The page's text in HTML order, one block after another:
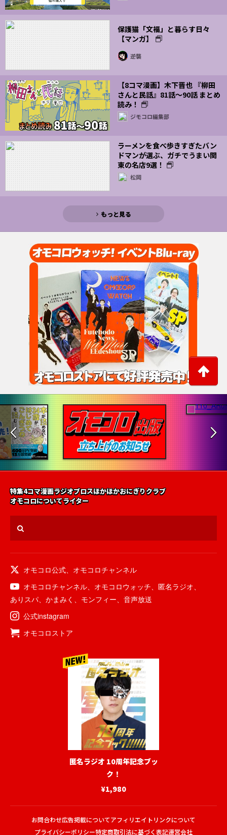
保護猫「文福」と暮らす日々
【マンガ】
逆襲
【8コマ漫画】木下晋也 『柳田
さんと民話』81話～90話 まとめ
読み！
ジモコロ編集部
ラーメンを食べ歩きすぎたバン
ドマンが選ぶ、ガチでうまい関
東の名店9選！
松岡
もっと見る
特集4コマ漫画ラジオブロスほかほかおにぎりクラブ
オモコロについてライター
オモコロ公式
オモコロチャンネル
オモコロチャンネル
オモコロウォッチ 匿名ラジオ
ありスパ
かまみく モンフィー
音声放送
公式instagram
オモコロストア
匿名ラジオ 10周年記念ブッ
ク！
¥1,980
お問合わせ広告掲載についてアフィリエイトリンクについて
プライバシーポリシー特定商取引法に基づく表記運営会社